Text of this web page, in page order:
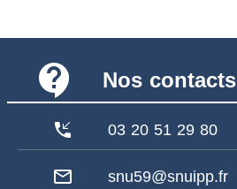
contact_support Nos contacts
phone_callback 03 20 51 29 80
mail_outline snu59@snuipp.fr